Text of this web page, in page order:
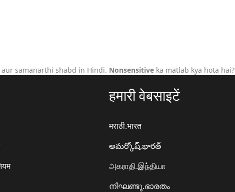
samanarthi shabd in Hindi. Nonsensitive ka matlab kya hota hai?
हमारी वेबसाइटें
मराठी.भारत
అమర్కోష్.భారత్
அகராதி.இந்தியா
നിഘണ്ടു.ഭാരതം